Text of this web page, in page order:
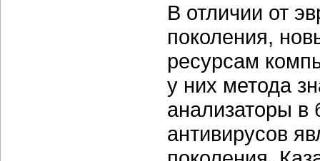
В отличии от
поколения,
ресурсам
у них метода
анализаторы в
антивирусов